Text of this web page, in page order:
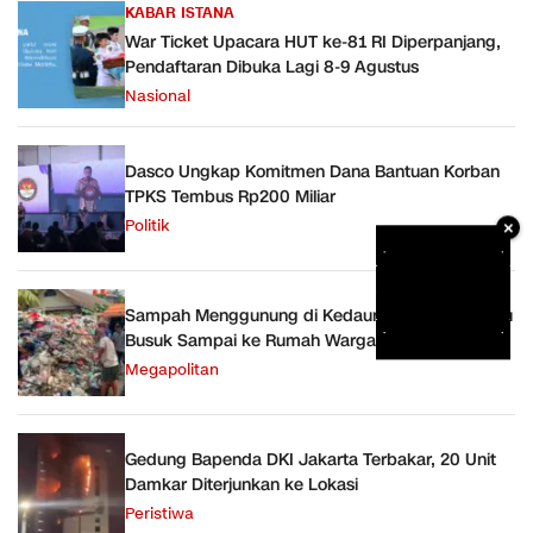
KABAR ISTANA
War Ticket Upacara HUT ke-81 RI Diperpanjang,
Pendaftaran Dibuka Lagi 8-9 Agustus
Nasional
Dasco Ungkap Komitmen Dana Bantuan Korban
TPKS Tembus Rp200 Miliar
Politik
Sampah Menggunung di Kedaung Kaliangke, Bau
Busuk Sampai ke Rumah Warga
Megapolitan
Gedung Bapenda DKI Jakarta Terbakar, 20 Unit
Damkar Diterjunkan ke Lokasi
Peristiwa
×